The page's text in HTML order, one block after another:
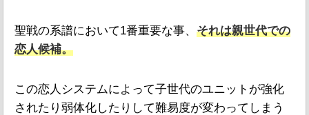
聖戦の系譜において1番重要な事、 それは親世代での
恋人候補。
この恋人システムによって子世代のユニットが強化
されたり弱体化したりして難易度が変わってしまう